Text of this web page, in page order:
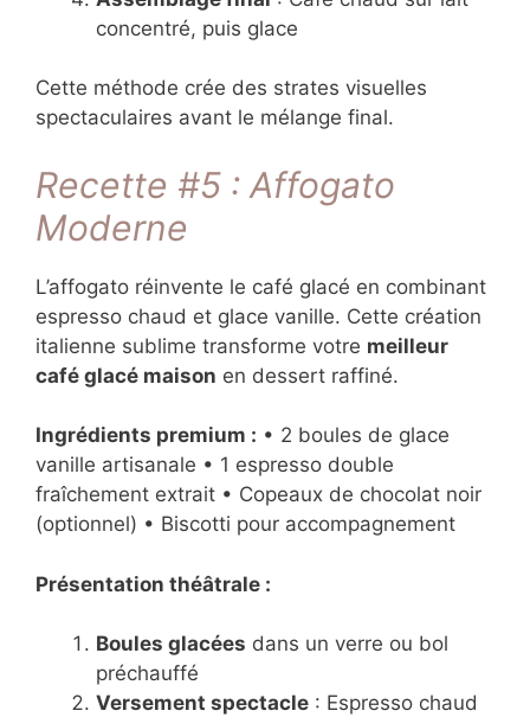
concentré, puis glace
Cette méthode crée des strates visuelles
spectaculaires avant le mélange final.
Recette #5 : Affogato
Moderne
L’affogato réinvente le café glacé en combinant
espresso chaud et glace vanille. Cette création
italienne sublime transforme votre meilleur
café glacé maison en dessert raffiné.
Ingrédients premium : • 2 boules de glace
vanille artisanale • 1 espresso double
fraîchement extrait • Copeaux de chocolat noir
(optionnel) • Biscotti pour accompagnement
Présentation théâtrale :
Boules glacées dans un verre ou bol
préchauffé
Versement spectacle : Espresso chaud